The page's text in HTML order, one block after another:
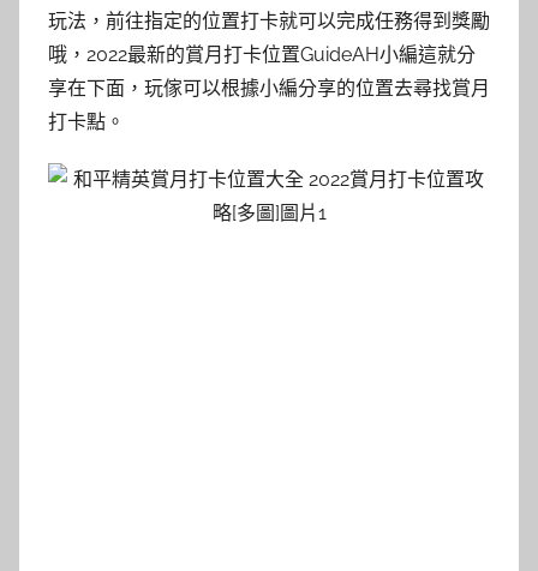
玩法，前往指定的位置打卡就可以完成任務得到獎勵
哦，2022最新的賞月打卡位置GuideAH小編這就分
享在下面，玩傢可以根據小編分享的位置去尋找賞月
打卡點。